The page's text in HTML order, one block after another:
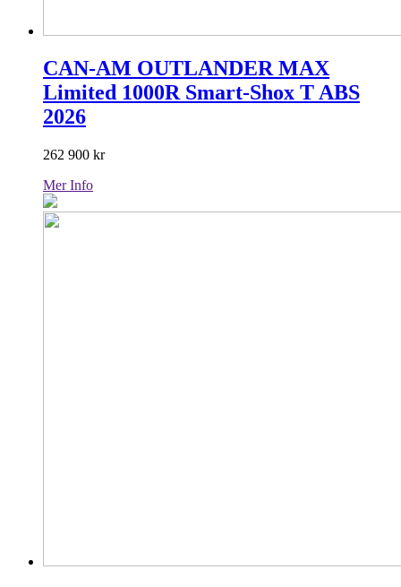
CAN-AM OUTLANDER MAX
Limited 1000R Smart-Shox T ABS
2026
262 900 kr
Mer Info